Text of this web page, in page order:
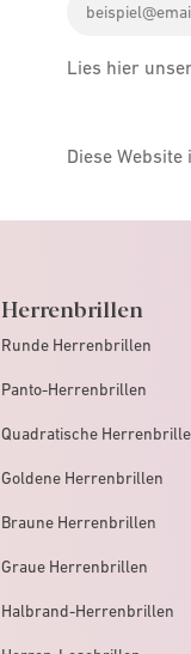
address
Lies hier
Diese Website
Herrenbrillen
Runde Herrenbrillen
Panto-Herrenbrillen
Quadratische
Goldene Herrenbrillen
Braune Herrenbrillen
Graue Herrenbrillen
Halbrand-Herrenbrillen